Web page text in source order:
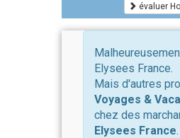
évaluer
Elysees France.
Mais d'autres
Voyages &
chez des
Elysees France.